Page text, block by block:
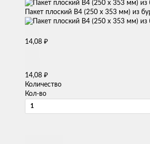
Пакет плоский B4 (250 х 353 мм) из
14,08 ₽
14,08 ₽
Количество
Кол-во